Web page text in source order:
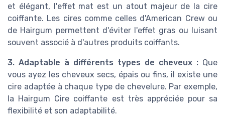
et élégant, l'effet mat est un atout majeur de la cire
coiffante. Les cires comme celles d'American Crew ou
de Hairgum permettent d'éviter l'effet gras ou luisant
souvent associé à d'autres produits coiffants.
3. Adaptable à différents types de cheveux : Que
vous ayez les cheveux secs, épais ou fins, il existe une
cire adaptée à chaque type de chevelure. Par exemple,
la Hairgum Cire coiffante est très appréciée pour sa
flexibilité et son adaptabilité.